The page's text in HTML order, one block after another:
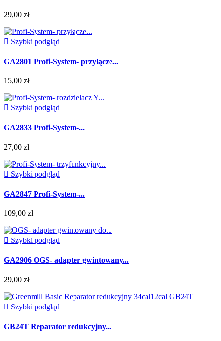
29,00 zł
 Szybki podgląd
GA2801 Profi-System- przyłącze...
15,00 zł
 Szybki podgląd
GA2833 Profi-System-...
27,00 zł
 Szybki podgląd
GA2847 Profi-System-...
109,00 zł
 Szybki podgląd
GA2906 OGS- adapter gwintowany...
29,00 zł
 Szybki podgląd
GB24T Reparator redukcyjny...